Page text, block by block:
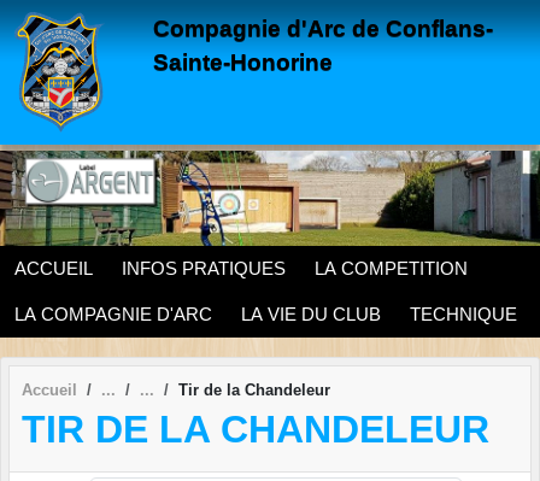
Compagnie d'Arc de Conflans-
Sainte-Honorine
ACCUEIL INFOS PRATIQUES LA COMPETITION
LA COMPAGNIE D'ARC LA VIE DU CLUB TECHNIQUE
Accueil Tir de la Chandeleur
TIR DE LA CHANDELEUR
Panneau de gestion des cookies